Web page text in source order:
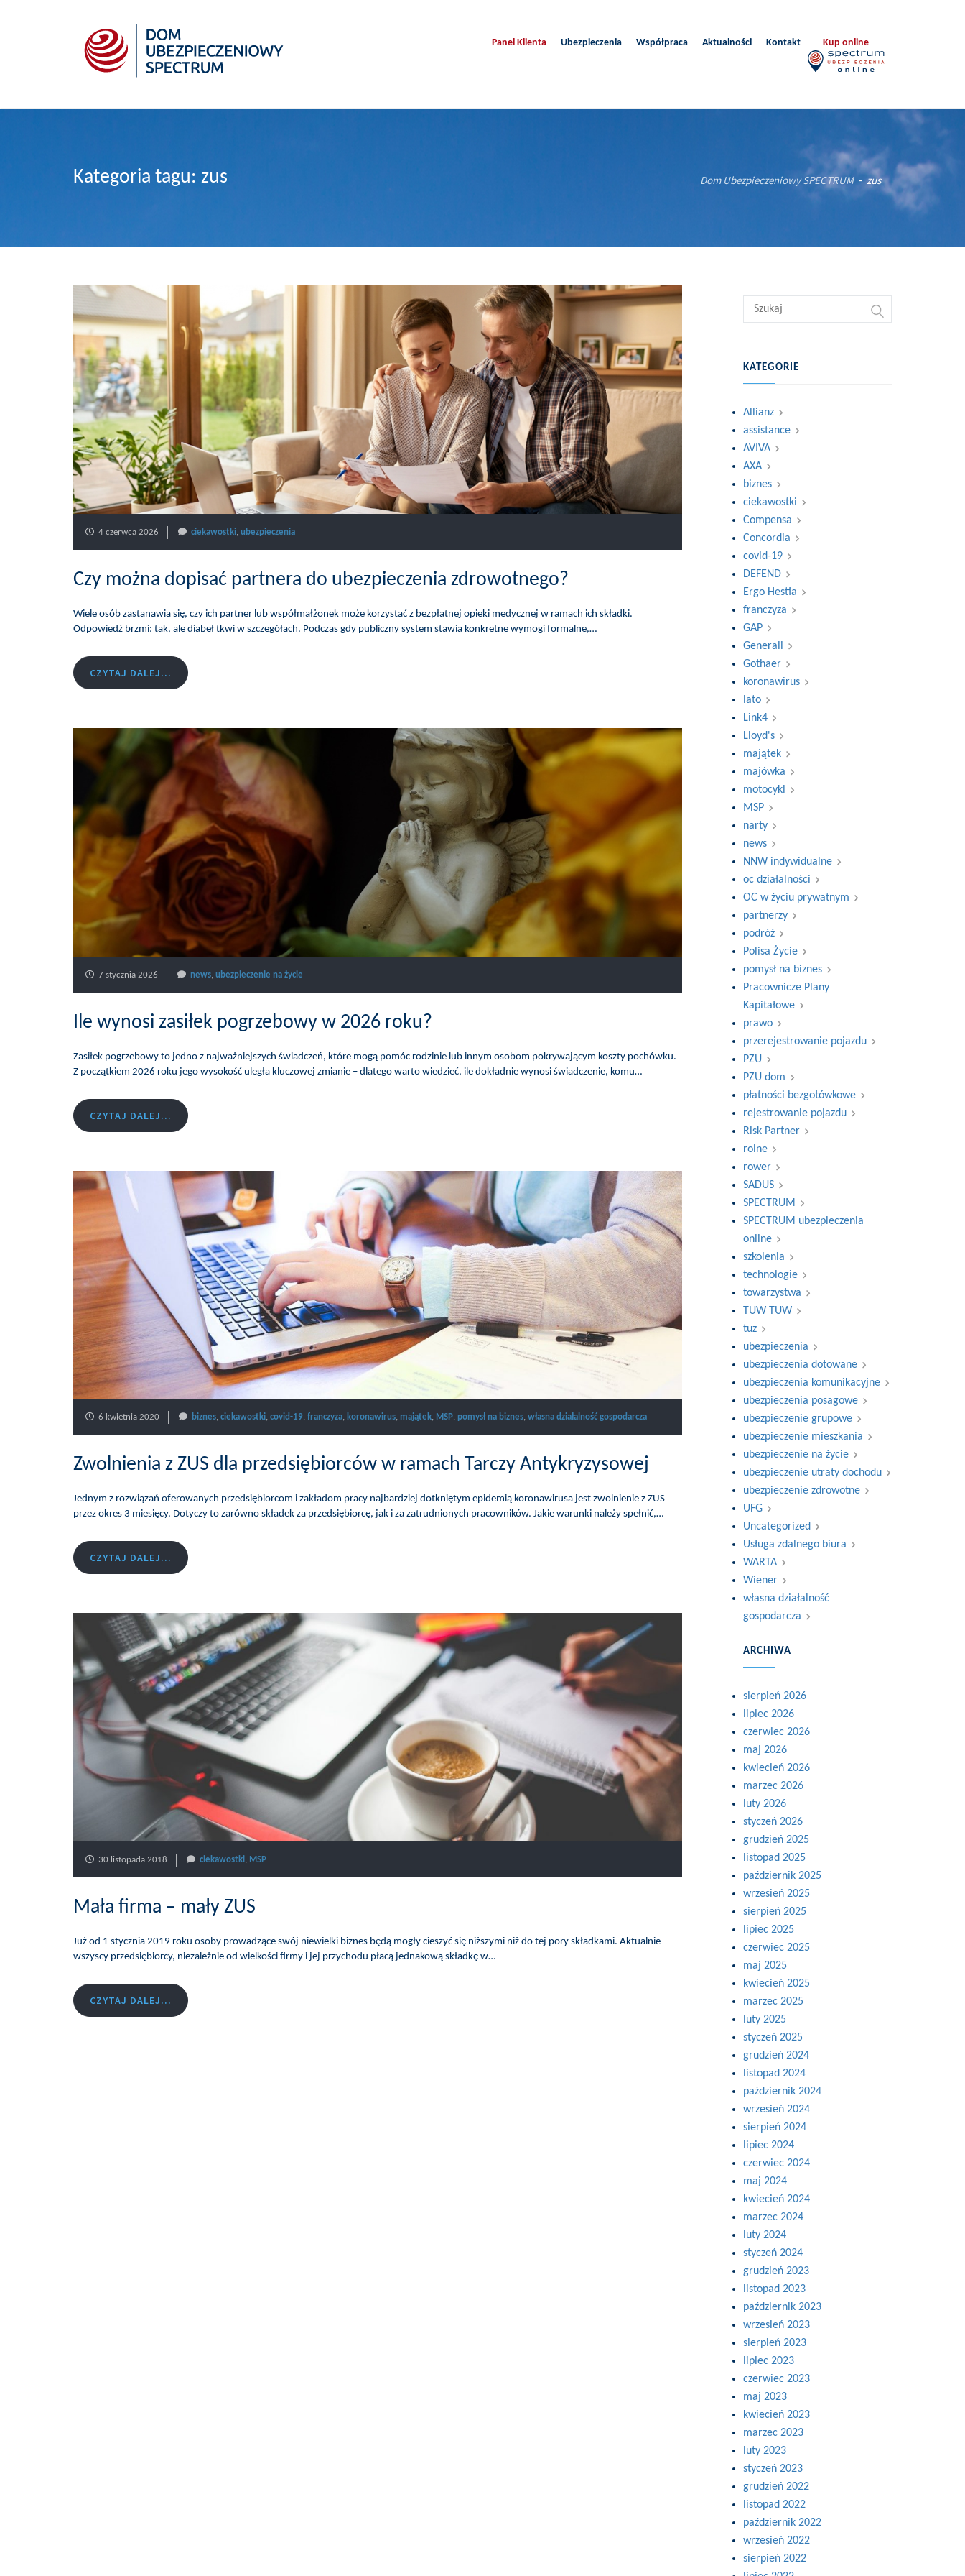
Panel Klienta Ubezpieczenia Współpraca Aktualności Kontakt Kup online
Kategoria tagu: zus Dom Ubezpieczeniowy SPECTRUM -zus
4 czerwca 2026 ciekawostki, ubezpieczenia
Czy można dopisać partnera do ubezpieczenia zdrowotnego?
Wiele osób zastanawia się, czy ich partner lub współmałżonek może korzystać z bezpłatnej opieki medycznej w ramach ich składki.
Odpowiedź brzmi: tak, ale diabeł tkwi w szczegółach. Podczas gdy publiczny system stawia konkretne wymogi formalne,…
CZYTAJ DALEJ...
7 stycznia 2026 news, ubezpieczenie na życie
Ile wynosi zasiłek pogrzebowy w 2026 roku?
Zasiłek pogrzebowy to jedno z najważniejszych świadczeń, które mogą pomóc rodzinie lub innym osobom pokrywającym koszty pochówku.
Z początkiem 2026 roku jego wysokość uległa kluczowej zmianie – dlatego warto wiedzieć, ile dokładnie wynosi świadczenie, komu…
CZYTAJ DALEJ...
6 kwietnia 2020 biznes, ciekawostki, covid-19, franczyza, koronawirus, majątek, MSP, pomysł na biznes, własna działalność gospodarcza
Zwolnienia z ZUS dla przedsiębiorców w ramach Tarczy Antykryzysowej
Jednym z rozwiązań oferowanych przedsiębiorcom i zakładom pracy najbardziej dotkniętym epidemią koronawirusa jest zwolnienie z ZUS
przez okres 3 miesięcy. Dotyczy to zarówno składek za przedsiębiorcę, jak i za zatrudnionych pracowników. Jakie warunki należy spełnić,…
CZYTAJ DALEJ...
30 listopada 2018 ciekawostki, MSP
Mała firma – mały ZUS
Już od 1 stycznia 2019 roku osoby prowadzące swój niewielki biznes będą mogły cieszyć się niższymi niż do tej pory składkami. Aktualnie
wszyscy przedsiębiorcy, niezależnie od wielkości firmy i jej przychodu płacą jednakową składkę w…
CZYTAJ DALEJ...
KATEGORIE
Allianz
assistance
AVIVA
AXA
biznes
ciekawostki
Compensa
Concordia
covid-19
DEFEND
Ergo Hestia
franczyza
GAP
Generali
Gothaer
koronawirus
lato
Link4
Lloyd's
majątek
majówka
motocykl
MSP
narty
news
NNW indywidualne
oc działalności
OC w życiu prywatnym
partnerzy
podróż
Polisa Życie
pomysł na biznes
Pracownicze Plany
Kapitałowe
prawo
przerejestrowanie pojazdu
PZU
PZU dom
płatności bezgotówkowe
rejestrowanie pojazdu
Risk Partner
rolne
rower
SADUS
SPECTRUM
SPECTRUM ubezpieczenia
online
szkolenia
technologie
towarzystwa
TUW TUW
tuz
ubezpieczenia
ubezpieczenia dotowane
ubezpieczenia komunikacyjne
ubezpieczenia posagowe
ubezpieczenie grupowe
ubezpieczenie mieszkania
ubezpieczenie na życie
ubezpieczenie utraty dochodu
ubezpieczenie zdrowotne
UFG
Uncategorized
Usługa zdalnego biura
WARTA
Wiener
własna działalność
gospodarcza
ARCHIWA
sierpień 2026
lipiec 2026
czerwiec 2026
maj 2026
kwiecień 2026
marzec 2026
luty 2026
styczeń 2026
grudzień 2025
listopad 2025
październik 2025
wrzesień 2025
sierpień 2025
lipiec 2025
czerwiec 2025
maj 2025
kwiecień 2025
marzec 2025
luty 2025
styczeń 2025
grudzień 2024
listopad 2024
październik 2024
wrzesień 2024
sierpień 2024
lipiec 2024
czerwiec 2024
maj 2024
kwiecień 2024
marzec 2024
luty 2024
styczeń 2024
grudzień 2023
listopad 2023
październik 2023
wrzesień 2023
sierpień 2023
lipiec 2023
czerwiec 2023
maj 2023
kwiecień 2023
marzec 2023
luty 2023
styczeń 2023
grudzień 2022
listopad 2022
październik 2022
wrzesień 2022
sierpień 2022